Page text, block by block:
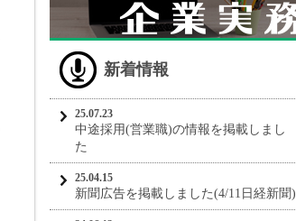
新着情報
25.07.23
中途採用(営業職)の情報を掲載しまし
た
25.04.15
新聞広告を掲載しました(4/11日経新聞)